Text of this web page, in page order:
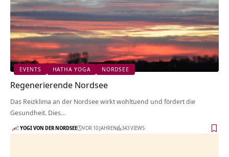
EVENTS HATHA YOGA NORDSEE
Regenerierende Nordsee
Das Reizklima an der Nordsee wirkt wohltuend und fördert die
Gesundheit. Dies…
YOGI VON DER NORDSEE VOR 10 JAHREN 343 VIEWS